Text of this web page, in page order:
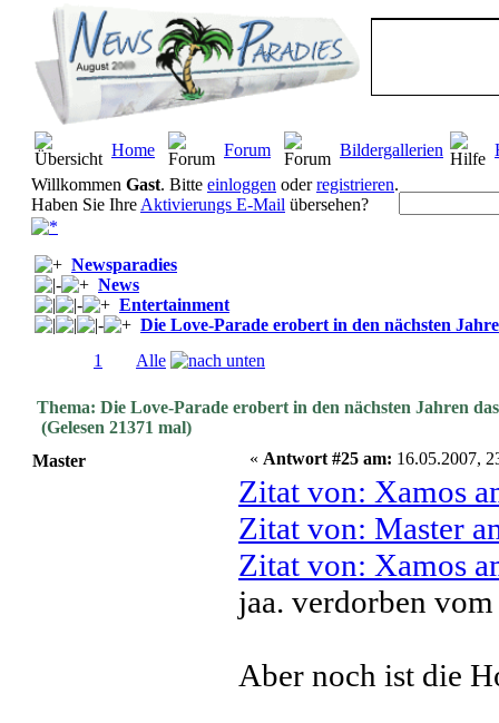
Home Forum Bildergallerien
Willkommen Gast. Bitte einloggen oderregistrieren.
Haben Sie Ihre Aktivierungs E-Mail übersehen?
Newsparadies
News
Entertainment
Die Love-Parade erobert in den nächsten
1 Alle
Thema: Die Love-Parade erobert in den nächsten Jahren
(Gelesen 21371 mal)
Master
« Antwort #25 am: 16.05.2007,
Zitat von: Xamos
Zitat von: Master
Zitat von: Xamos
jaa. verdorben
Aber noch ist die